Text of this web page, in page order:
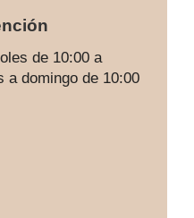
de 10:00 a
a domingo de 10:00